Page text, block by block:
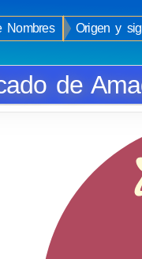
Nombres
Origen y
de